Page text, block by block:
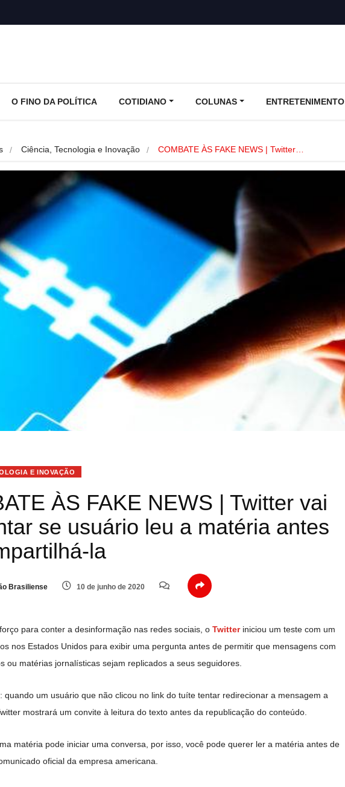
O FINO DA POLÍTICA COTIDIANO COLUNAS ENTRETENIMENTO
Ciência, Tecnologia e Inovação COMBATE ÀS FAKE NEWS | Twitter…
E INOVAÇÃO
ÀS FAKE NEWS | Twitter vai
se usuário leu a matéria antes
la
Brasiliense 10 de junho de 2020
para conter a desinformação nas redes sociais, o Twitteriniciou um teste com um
nos Estados Unidos para exibir uma pergunta antes de permitir que mensagens com
ou matérias jornalísticas sejam replicados a seus seguidores.
quando um usuário que não clicou no link do tuíte tentar redirecionar a mensagem a
mostrará um convite à leitura do texto antes da republicação do conteúdo.
matéria pode iniciar uma conversa, por isso, você pode querer ler a matéria antes de
oficial da empresa americana.